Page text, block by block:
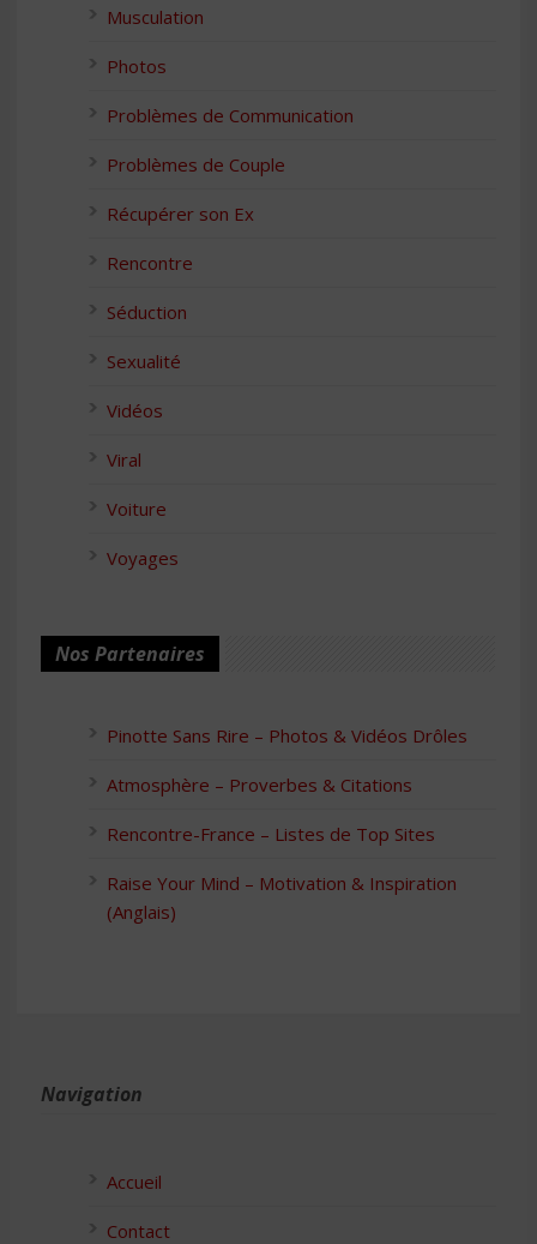
Musculation
Photos
Problèmes de Communication
Problèmes de Couple
Récupérer son Ex
Rencontre
Séduction
Sexualité
Vidéos
Viral
Voiture
Voyages
Nos Partenaires
Pinotte Sans Rire – Photos & Vidéos Drôles
Atmosphère – Proverbes & Citations
Rencontre-France – Listes de Top Sites
Raise Your Mind – Motivation & Inspiration
(Anglais)
Navigation
Accueil
Contact